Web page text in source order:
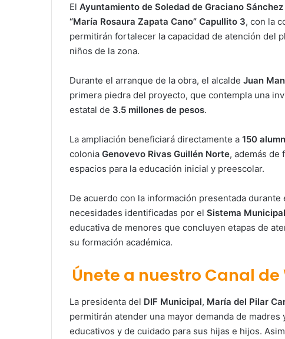
El Ayuntamiento de Soledad de Graciano Sánchez
“María Rosaura Zapata Cano” Capullito 3, con la
permitirán fortalecer la capacidad de atención del
niños de la zona.
Durante el arranque de la obra, el alcalde Juan
primera piedra del proyecto, que contempla una
estatal de 3.5 millones de pesos.
La ampliación beneficiará directamente a 150
colonia Genovevo Rivas Guillén Norte, además de
espacios para la educación inicial y preescolar.
De acuerdo con la información presentada
necesidades identificadas por el Sistema
educativa de menores que concluyen etapas de
su formación académica.
Únete a nuestro Canal de
La presidenta del DIF Municipal, María del Pilar
permitirán atender una mayor demanda de
educativos y de cuidado para sus hijas e hijos.